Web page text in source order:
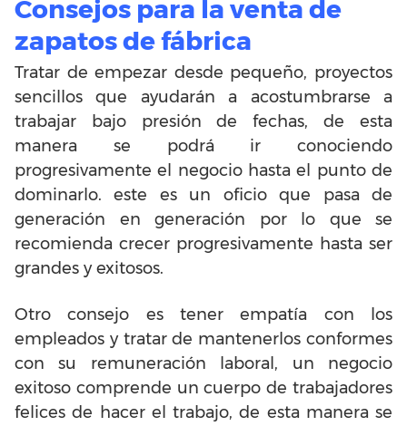
Consejos para la venta de
zapatos de fábrica
Tratar de empezar desde pequeño, proyectos
sencillos que ayudarán a acostumbrarse a
trabajar bajo presión de fechas, de esta
manera se podrá ir conociendo
progresivamente el negocio hasta el punto de
dominarlo. este es un oficio que pasa de
generación en generación por lo que se
recomienda crecer progresivamente hasta ser
grandes y exitosos.
Otro consejo es tener empatía con los
empleados y tratar de mantenerlos conformes
con su remuneración laboral, un negocio
exitoso comprende un cuerpo de trabajadores
felices de hacer el trabajo, de esta manera se